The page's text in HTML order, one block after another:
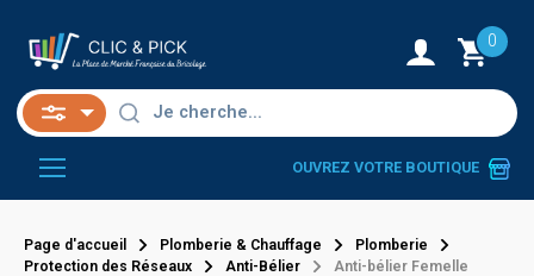
0
OUVREZ VOTRE BOUTIQUE
Page d'accueil Plomberie & Chauffage
Plomberie
Protection des Réseaux
Anti-Bélier Anti-bélier Femelle